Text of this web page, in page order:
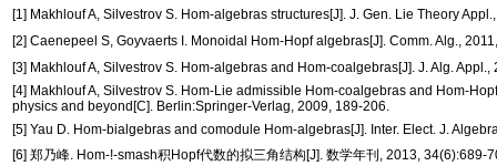
[1] Makhlouf A, Silvestrov S. Hom-algebras structures[J]. J. Gen. Lie Theory
[2] Caenepeel S, Goyvaerts I. Monoidal Hom-Hopf algebras[J]. Comm. Alg.,
[3] Makhlouf A, Silvestrov S. Hom-algebras and Hom-coalgebras[J]. J. Alg. Appl.,
[4] Makhlouf A, Silvestrov S. Hom-Lie admissible Hom-coalgebras and Hom-
physics and beyond[C]. Berlin:Springer-Verlag, 2009, 189-206.
[5] Yau D. Hom-bialgebras and comodule Hom-algebras[J]. Inter. Elect. J.
[6] 郑乃峰. Hom-!-smash积Hopf代数的拟三角结构[J]. 数学年刊, 2013, 34(6):689-